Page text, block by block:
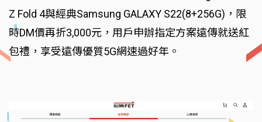
Z Fold 4與經典Samsung GALAXY S22(8+256G)，限
時DM價再折3,000元，用戶申辦指定方案遠傳就送紅
包禮，享受遠傳優質5G網速過好年。